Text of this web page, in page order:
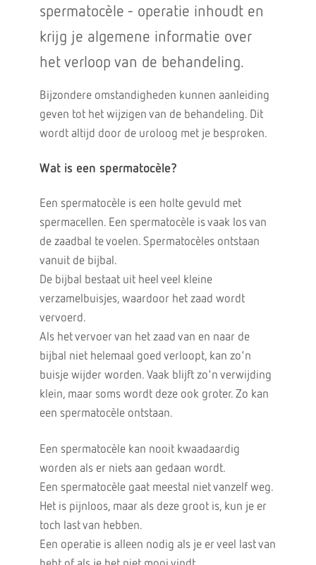
spermatocèle - operatie inhoudt en
krijg je algemene informatie over
het verloop van de behandeling.
Bijzondere omstandigheden kunnen aanleiding
geven tot het wijzigen van de behandeling. Dit
wordt altijd door de uroloog met je besproken.
Wat is een spermatocèle?
Een spermatocèle is een holte gevuld met
spermacellen. Een spermatocèle is vaak los van
de zaadbal te voelen. Spermatocèles ontstaan
vanuit de bijbal.
De bijbal bestaat uit heel veel kleine
verzamelbuisjes, waardoor het zaad wordt
vervoerd.
Als het vervoer van het zaad van en naar de
bijbal niet helemaal goed verloopt, kan zo'n
buisje wijder worden. Vaak blijft zo'n verwijding
klein, maar soms wordt deze ook groter. Zo kan
een spermatocèle ontstaan.
Een spermatocèle kan nooit kwaadaardig
worden als er niets aan gedaan wordt.
Een spermatocèle gaat meestal niet vanzelf weg.
Het is pijnloos, maar als deze groot is, kun je er
toch last van hebben.
Een operatie is alleen nodig als je er veel last van